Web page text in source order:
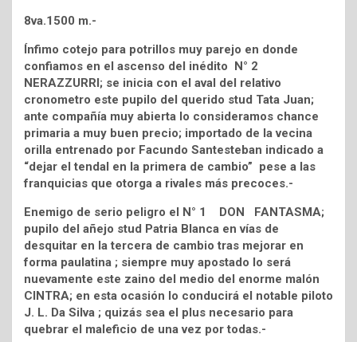
8va.1500 m.-
Ínfimo cotejo para potrillos muy parejo en donde
confiamos en el ascenso del inédito N° 2
NERAZZURRI; se inicia con el aval del relativo
cronometro este pupilo del querido stud Tata Juan;
ante compañía muy abierta lo consideramos chance
primaria a muy buen precio; importado de la vecina
orilla entrenado por Facundo Santesteban indicado a
“dejar el tendal en la primera de cambio” pese a las
franquicias que otorga a rivales más precoces.-
Enemigo de serio peligro el N° 1 DON FANTASMA;
pupilo del añejo stud Patria Blanca en vías de
desquitar en la tercera de cambio tras mejorar en
forma paulatina ; siempre muy apostado lo será
nuevamente este zaino del medio del enorme malón
CINTRA; en esta ocasión lo conducirá el notable piloto
J. L. Da Silva ; quizás sea el plus necesario para
quebrar el maleficio de una vez por todas.-